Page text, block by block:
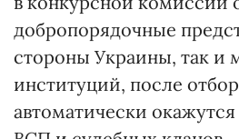
добропорядочные
стороны Украины, так и
институций, после
автоматически